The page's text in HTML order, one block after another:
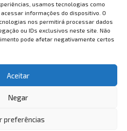
usamos tecnologias como
informações do dispositivo. O
nos permitirá processar dados
ou IDs exclusivos neste site. Não
pode afetar negativamente certos
Aceitar
Negar
preferências